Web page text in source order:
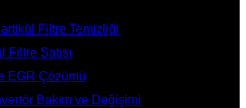
Filtre Temizliği
Filtre Satışı
EGR Çözümü
Bakım ve Değişimi